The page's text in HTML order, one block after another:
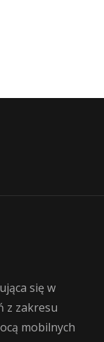
się w
z zakresu
mobilnych